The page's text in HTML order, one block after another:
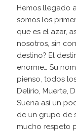
c
t
o
r
d
e
a
u
d
i
o
Hemos llegado
somos los
que es el azar,
nosotros, sin
destino? El
enorme… Su
pienso, todos
Delirio, Muerte,
Suena así un
de un grupo de
mucho respeto